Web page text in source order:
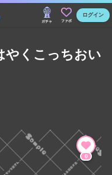
ガチャ ファボ
ログイン
やくこっちおい
0